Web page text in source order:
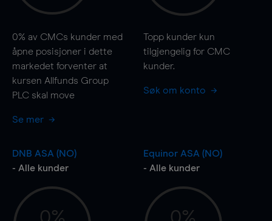
0% av CMCs kunder med
åpne posisjoner i dette
markedet forventer at
kursen Allfunds Group
PLC skal move
Se mer
Topp kunder kun
tilgjengelig for CMC
kunder.
Søk om konto
DNB ASA (NO)
- Alle kunder
Equinor ASA (NO)
- Alle kunder